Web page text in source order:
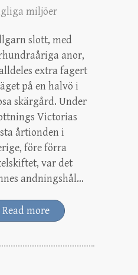
miljöer
slott, med
anor,
extra fagert
på en halvö i
skärgård. Under
Victorias
årtionden i
före förra
var det
andningshål…
Read more